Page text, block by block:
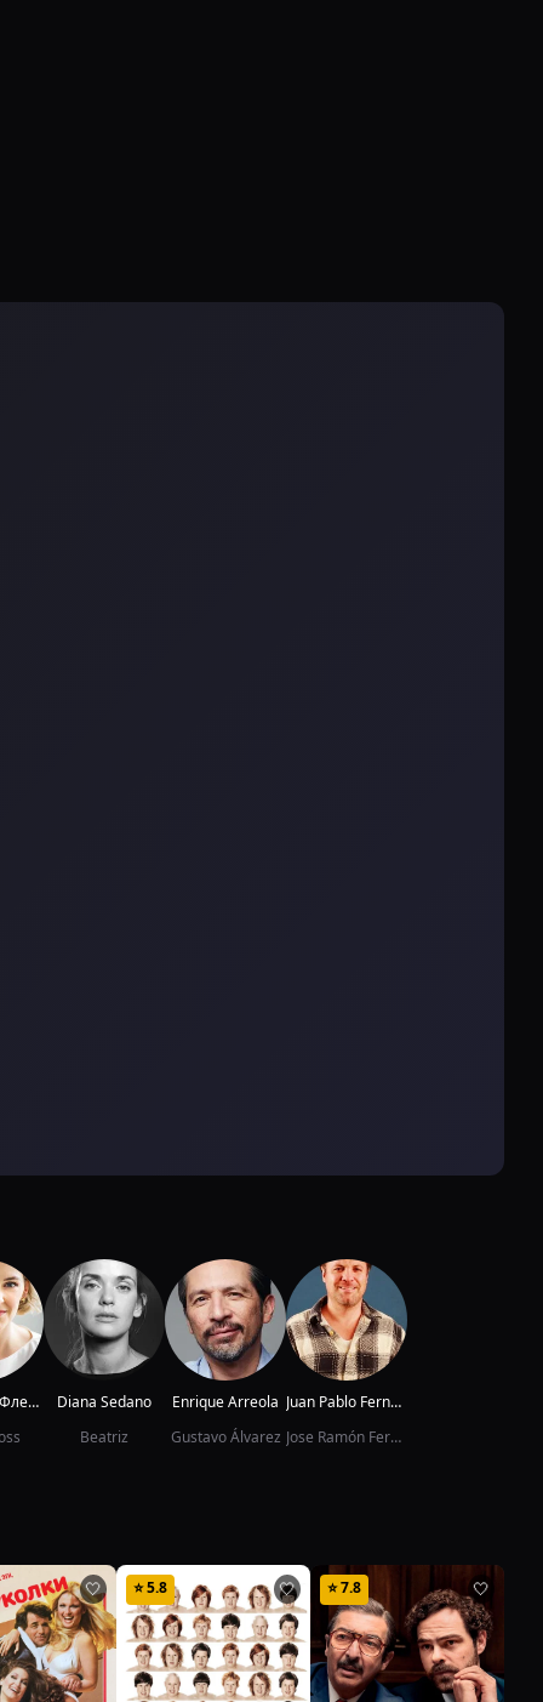
Женевьев Флеминг
Diana Sedano
Beatriz
Enrique Arreola
Gustavo Álvarez
Juan Pablo Fernández Gutiérrez
Jose Ramón Fernández 'Joserra'
🤍 ⭐5.8 🤍 ⭐7.8 🤍